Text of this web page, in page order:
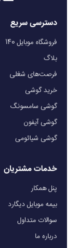
دسترسی سریع
فروشگاه موبایل 140
بلاگ
فرصت‌های شغلی
خرید گوشی
گوشی سامسونگ
گوشی آیفون
گوشی شیائومی
خدمات مشتریان
پنل همکار
بیمه موبایل دیگارد
سوالات متداول
درباره ما